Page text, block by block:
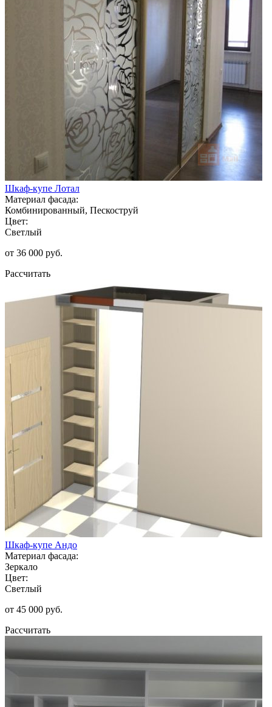
Шкаф-купе Лотал
Материал фасада:
Комбинированный, Пескоструй
Цвет:
Светлый
от 36 000 руб.
Рассчитать
Шкаф-купе Андо
Материал фасада:
Зеркало
Цвет:
Светлый
от 45 000 руб.
Рассчитать